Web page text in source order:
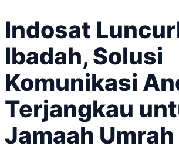
Indosat
Ibadah, Solusi
Komunikasi
Terjangkau
Jamaah Umrah